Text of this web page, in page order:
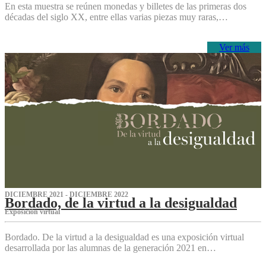
En esta muestra se reúnen monedas y billetes de las primeras dos
décadas del siglo XX, entre ellas varias piezas muy raras,…
Ver más
DICIEMBRE 2021 - DICIEMBRE 2022
Bordado, de la virtud a la desigualdad
Exposición virtual‌
Bordado. De la virtud a la desigualdad es una exposición virtual
desarrollada por las alumnas de la generación 2021 en…